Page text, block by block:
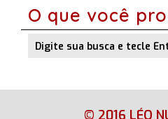
O que você